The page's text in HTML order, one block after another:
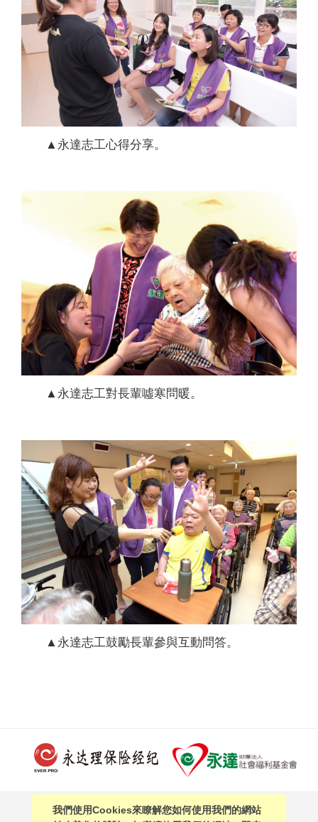
▲永達志工心得分享。
▲永達志工對長輩噓寒問暖。
▲永達志工鼓勵長輩參與互動問答。
PAGE TOP
我們使用Cookies來瞭解您如何使用我們的網站